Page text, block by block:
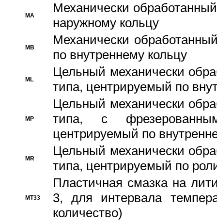
MA
Механически
наружному кольцу
MB
Механически
по внутреннему кольцу
ML
Цельный механически
типа, центрируемый по
MP
Цельный механически
типа, с
центрируемый по
MR
Цельный механически
типа, центрируемый по
MT33
Пластичная смазка на
3, для интервала
количество)